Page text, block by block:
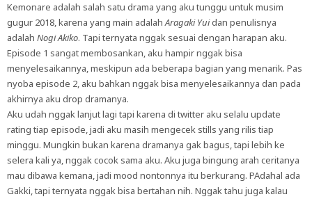
Kemonare adalah salah satu drama yang aku tunggu untuk musim
gugur 2018, karena yang main adalahAragaki Yuidan penulisnya
adalah Nogi Akiko. Tapi ternyata nggak sesuai dengan harapan aku.
Episode 1 sangat membosankan, aku hampir nggak bisa
menyelesaikannya, meskipun ada beberapa bagian yang menarik. Pas
nyoba episode 2, aku bahkan nggak bisa menyelesaikannya dan pada
akhirnya aku drop dramanya.
Aku udah nggak lanjut lagi tapi karena di twitter aku selalu update
rating tiap episode, jadi aku masih mengecek stills yang rilis tiap
minggu. Mungkin bukan karena dramanya gak bagus, tapi lebih ke
selera kali ya, nggak cocok sama aku. Aku juga bingung arah ceritanya
mau dibawa kemana, jadi mood nontonnya itu berkurang. PAdahal ada
Gakki, tapi ternyata nggak bisa bertahan nih. Nggak tahu juga kalau